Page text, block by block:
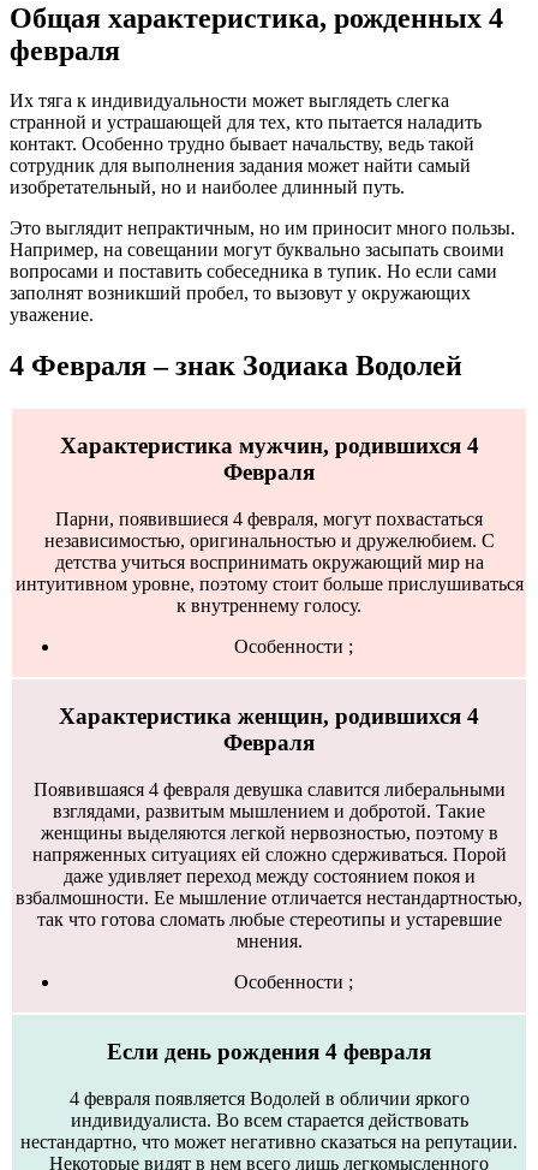
Общая характеристика, рожденных 4
февраля
Их тяга к индивидуальности может выглядеть слегка
странной и устрашающей для тех, кто пытается наладить
контакт. Особенно трудно бывает начальству, ведь такой
сотрудник для выполнения задания может найти самый
изобретательный, но и наиболее длинный путь.
Это выглядит непрактичным, но им приносит много пользы.
Например, на совещании могут буквально засыпать своими
вопросами и поставить собеседника в тупик. Но если сами
заполнят возникший пробел, то вызовут у окружающих
уважение.
4 Февраля – знак Зодиака Водолей
Характеристика мужчин, родившихся 4
Февраля
Парни, появившиеся 4 февраля, могут похвастаться
независимостью, оригинальностью и дружелюбием. С
детства учиться воспринимать окружающий мир на
интуитивном уровне, поэтому стоит больше прислушиваться
к внутреннему голосу.
Особенности ;
Характеристика женщин, родившихся 4
Февраля
Появившаяся 4 февраля девушка славится либеральными
взглядами, развитым мышлением и добротой. Такие
женщины выделяются легкой нервозностью, поэтому в
напряженных ситуациях ей сложно сдерживаться. Порой
даже удивляет переход между состоянием покоя и
взбалмошности. Ее мышление отличается нестандартностью,
так что готова сломать любые стереотипы и устаревшие
мнения.
Особенности ;
Если день рождения 4 февраля
4 февраля появляется Водолей в обличии яркого
индивидуалиста. Во всем старается действовать
нестандартно, что может негативно сказаться на репутации.
Некоторые видят в нем всего лишь легкомысленного